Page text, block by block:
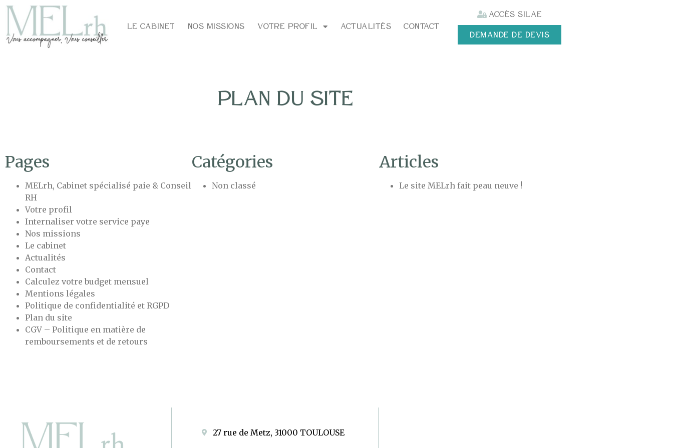
Le cabinet Nos missions Votre profil Actualités Contact
Accès SILAE
DEMANDE DE DEVIS
Plan du site
Pages
MELrh, Cabinet spécialisé paie & Conseil
RH
Votre profil
Internaliser votre service paye
Nos missions
Le cabinet
Actualités
Contact
Calculez votre budget mensuel
Mentions légales
Politique de confidentialité et RGPD
Plan du site
CGV – Politique en matière de
remboursements et de retours
Catégories
Non classé
Articles
Le site MELrh fait peau neuve !
27 rue de Metz, 31000 TOULOUSE